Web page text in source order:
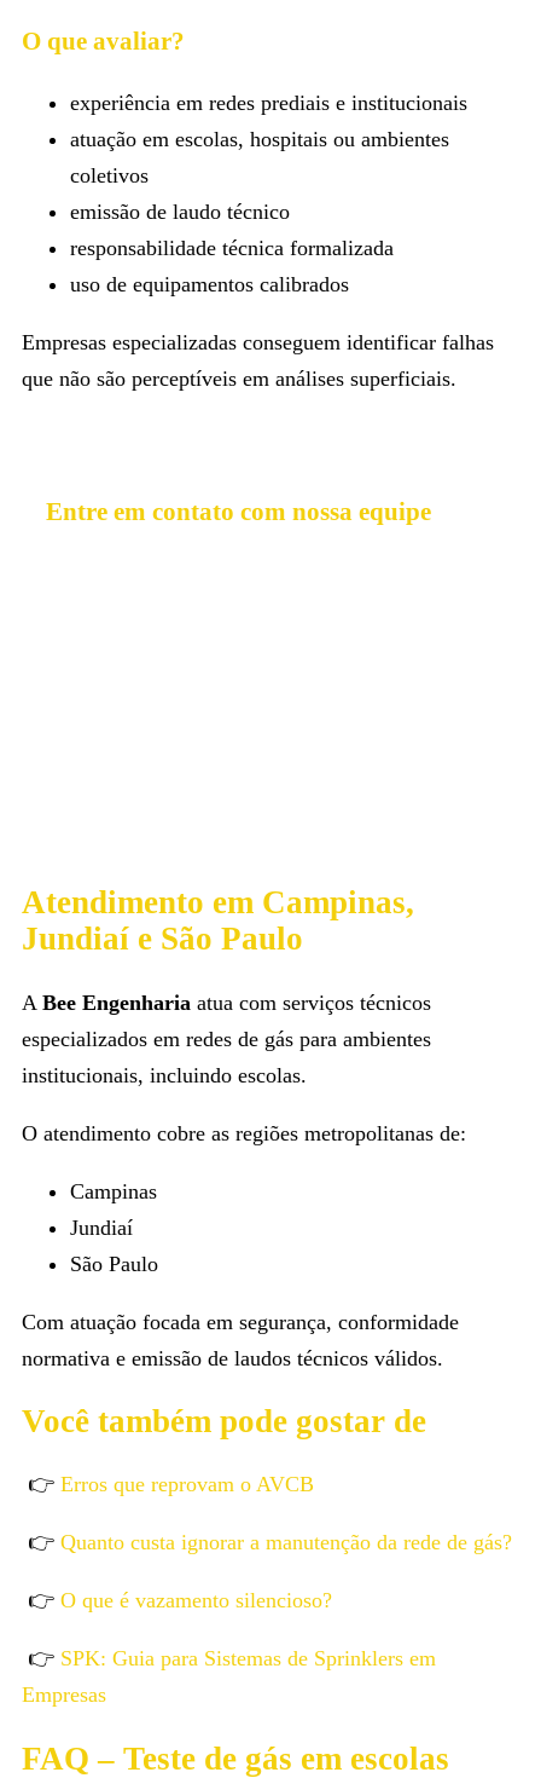
O que avaliar?
experiência em redes prediais e institucionais
atuação em escolas, hospitais ou ambientes
coletivos
emissão de laudo técnico
responsabilidade técnica formalizada
uso de equipamentos calibrados
Empresas especializadas conseguem identificar falhas
que não são perceptíveis em análises superficiais.
Entre em contato com nossa equipe
Atendimento em Campinas,
Jundiaí e São Paulo
A Bee Engenharia atua com serviços técnicos
especializados em redes de gás para ambientes
institucionais, incluindo escolas.
O atendimento cobre as regiões metropolitanas de:
Campinas
Jundiaí
São Paulo
Com atuação focada em segurança, conformidade
normativa e emissão de laudos técnicos válidos.
Você também pode gostar de
👉 Erros que reprovam o AVCB
👉 Quanto custa ignorar a manutenção da rede de gás?
👉 O que é vazamento silencioso?
👉 SPK: Guia para Sistemas de Sprinklers em
Empresas
FAQ – Teste de gás em escolas